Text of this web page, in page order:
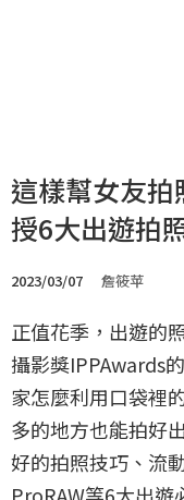
這樣幫女友
授6大出遊拍
2023/03/07 詹筱苹
正值花季，出遊的
攝影獎IPPAwards
家怎麼利用口袋裡
多的地方也能拍好
好的拍照技巧、流